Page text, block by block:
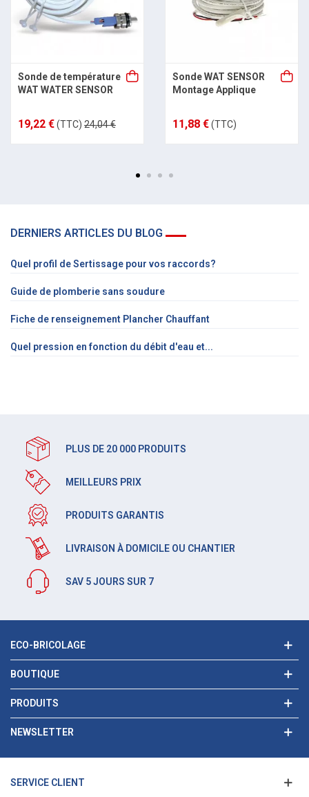
Sonde de température
WAT WATER SENSOR
19,22 €(TTC) 24,04 €
Sonde WAT SENSOR
Montage Applique
11,88 €(TTC)
DERNIERS ARTICLES DU BLOG
Quel profil de Sertissage pour vos raccords?
Guide de plomberie sans soudure
Fiche de renseignement Plancher Chauffant
Quel pression en fonction du débit d'eau et...
PLUS DE 20 000 PRODUITS
MEILLEURS PRIX
PRODUITS GARANTIS
LIVRAISON À DOMICILE OU CHANTIER
SAV 5 JOURS SUR 7
ECO-BRICOLAGE
BOUTIQUE
PRODUITS
NEWSLETTER
SERVICE CLIENT